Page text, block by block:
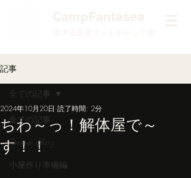
​CampFantasea
南伊豆高原オートキャンプ場
記事
全ての記事
Owner'sBlog
小屋作り準備編
全ての記事
ちわ～っ！解体屋で～
す！！
2024年10月20日 読了時間: 2分